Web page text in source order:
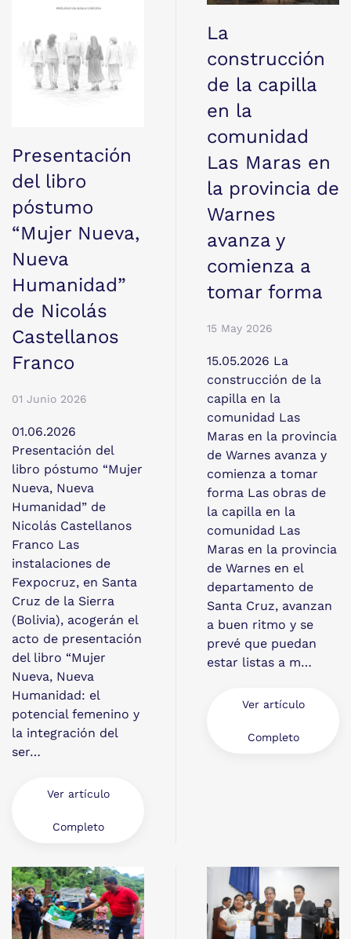
Presentación
del libro
póstumo
“Mujer Nueva,
Nueva
Humanidad”
de Nicolás
Castellanos
Franco
01 Junio 2026
01.06.2026
Presentación del
libro póstumo “Mujer
Nueva, Nueva
Humanidad” de
Nicolás Castellanos
Franco Las
instalaciones de
Fexpocruz, en Santa
Cruz de la Sierra
(Bolivia), acogerán el
acto de presentación
del libro “Mujer
Nueva, Nueva
Humanidad: el
potencial femenino y
la integración del
ser…
Ver artículo
Completo
La
construcción
de la capilla
en la
comunidad
Las Maras en
la provincia de
Warnes
avanza y
comienza a
tomar forma
15 May 2026
15.05.2026 La
construcción de la
capilla en la
comunidad Las
Maras en la provincia
de Warnes avanza y
comienza a tomar
forma Las obras de
la capilla en la
comunidad Las
Maras en la provincia
de Warnes en el
departamento de
Santa Cruz, avanzan
a buen ritmo y se
prevé que puedan
estar listas a m…
Ver artículo
Completo